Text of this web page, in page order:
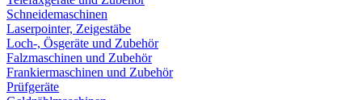
Schneidemaschinen
Laserpointer, Zeigestäbe
Loch-, Ösgeräte und Zubehör
Falzmaschinen und Zubehör
Frankiermaschinen und Zubehör
Prüfgeräte